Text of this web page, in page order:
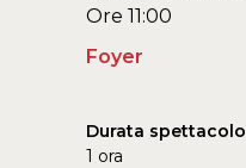
Ore 11:00
Foyer
Durata spettacolo
1 ora